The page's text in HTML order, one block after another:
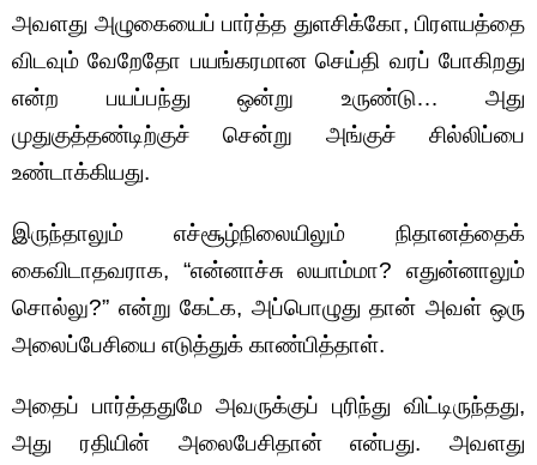
அவளது அழுகையைப் பார்த்த துளசிக்கோ, பிரளயத்தை
விடவும் வேறேதோ பயங்கரமான செய்தி வரப் போகிறது
என்ற பயப்பந்து ஒன்று உருண்டு… அது
முதுகுத்தண்டிற்குச் சென்று அங்குச் சில்லிப்பை
உண்டாக்கியது.
இருந்தாலும் எச்சூழ்நிலையிலும் நிதானத்தைக்
கைவிடாதவராக, “என்னாச்சு லயாம்மா? எதுன்னாலும்
சொல்லு?” என்று கேட்க, அப்பொழுது தான் அவள் ஒரு
அலைப்பேசியை எடுத்துக் காண்பித்தாள்.
அதைப் பார்த்ததுமே அவருக்குப் புரிந்து விட்டிருந்தது,
அது ரதியின் அலைபேசிதான் என்பது. அவளது